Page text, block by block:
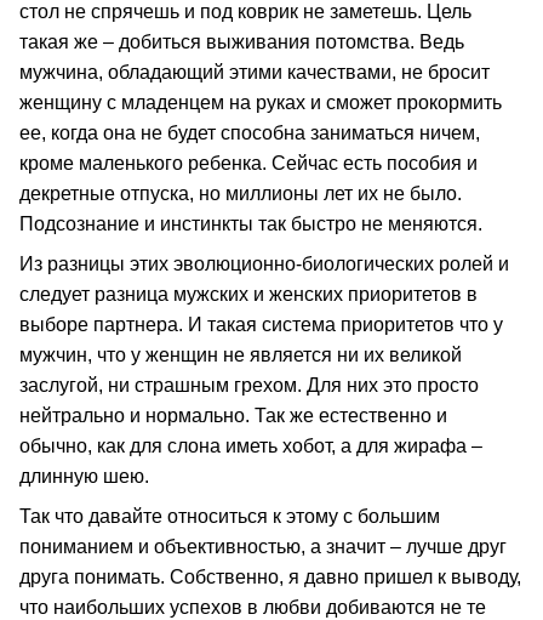
стол не спрячешь и под коврик не заметешь. Цель
такая же – добиться выживания потомства. Ведь
мужчина, обладающий этими качествами, не бросит
женщину с младенцем на руках и сможет прокормить
ее, когда она не будет способна заниматься ничем,
кроме маленького ребенка. Сейчас есть пособия и
декретные отпуска, но миллионы лет их не было.
Подсознание и инстинкты так быстро не меняются.
Из разницы этих эволюционно-биологических ролей и
следует разница мужских и женских приоритетов в
выборе партнера. И такая система приоритетов что у
мужчин, что у женщин не является ни их великой
заслугой, ни страшным грехом. Для них это просто
нейтрально и нормально. Так же естественно и
обычно, как для слона иметь хобот, а для жирафа –
длинную шею.
Так что давайте относиться к этому с большим
пониманием и объективностью, а значит – лучше друг
друга понимать. Собственно, я давно пришел к выводу,
что наибольших успехов в любви добиваются не те